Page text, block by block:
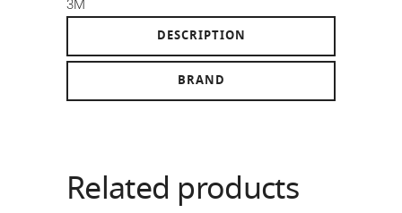
3M
DESCRIPTION
BRAND
Related products